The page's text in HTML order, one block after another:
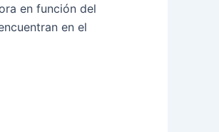
en función del
en el